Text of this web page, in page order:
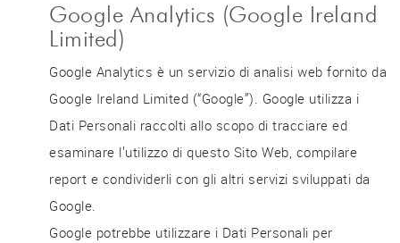
Google Analytics (Google Ireland
Limited)
Google Analytics è un servizio di analisi web fornito da
Google Ireland Limited (“Google”). Google utilizza i
Dati Personali raccolti allo scopo di tracciare ed
esaminare l’utilizzo di questo Sito Web, compilare
report e condividerli con gli altri servizi sviluppati da
Google.
Google potrebbe utilizzare i Dati Personali per